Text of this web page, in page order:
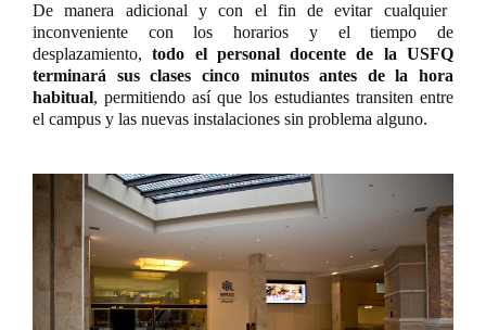
De manera adicional y con el fin de evitar cualquier
inconveniente con los horarios y el tiempo de
desplazamiento,todo el personal docente de la USFQ
terminará sus clases cinco minutos antes de la hora
habitual, permitiendo así que los estudiantes transiten entre
el campus y las nuevas instalaciones sin problema alguno.